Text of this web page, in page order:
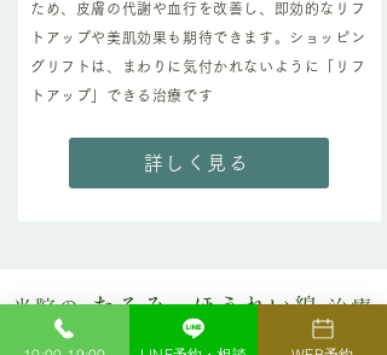
ため、皮膚の代謝や血行を改善し、即効的なリフ
トアップや美肌効果も期待できます。ショッピン
グリフトは、まわりに気付かれないように「リフ
トアップ」できる治療です
詳しく見る
当院の たるみ・ほうれい線​治療